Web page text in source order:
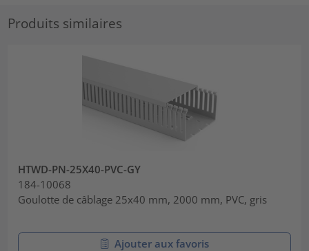
Produits similaires
HTWD-PN-25X40-PVC-GY
184-10068
Goulotte de câblage 25x40 mm, 2000 mm, PVC, gris
Ajouter aux favoris